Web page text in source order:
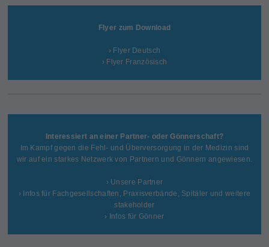
Flyer zum Download
› Flyer Deutsch
› Flyer Französisch
Interessiert an einer Partner- oder Gönnerschaft?
Im Kampf gegen die Fehl- und Überversorgung in der Medizin sind
wir auf ein starkes Netzwerk von Partnern und Gönnern angewiesen.
› Unsere Partner
› Infos für Fachgesellschaften, Praxisverbände, Spitäler und weitere
stakeholder
› Infos für Gönner